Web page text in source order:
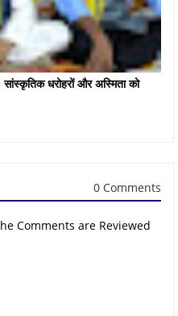
सांस्कृतिक धरोहरों और अस्मिता को
0 Comments
Comments are Reviewed